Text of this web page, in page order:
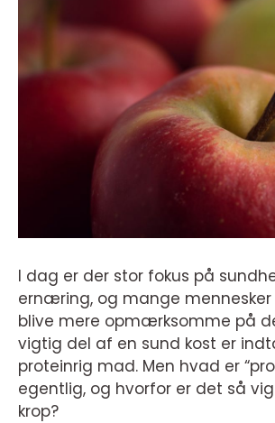
I dag er der stor fokus på
ernæring, og mange
blive mere opmærksomme på
vigtig del af en sund kost er
proteinrig mad. Men hvad er
egentlig, og hvorfor er det så
krop?